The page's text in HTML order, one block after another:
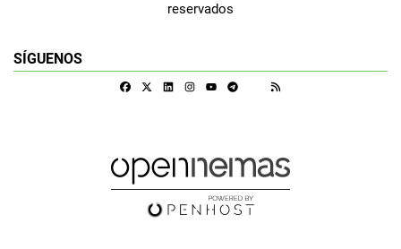
reservados
SÍGUENOS
FacebookLinkedinInstagramTelegram
Google Discover